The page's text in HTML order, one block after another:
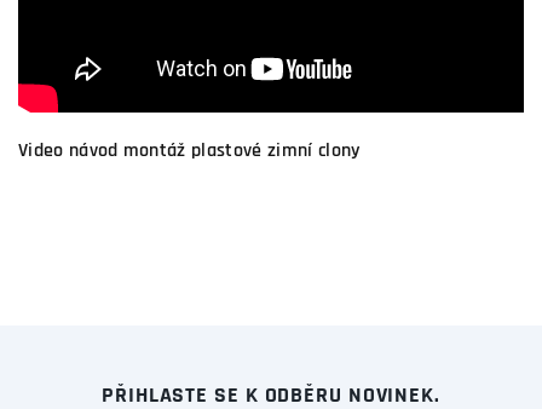
Video návod montáž plastové zimní clony
PŘIHLASTE SE K ODBĚRU NOVINEK.